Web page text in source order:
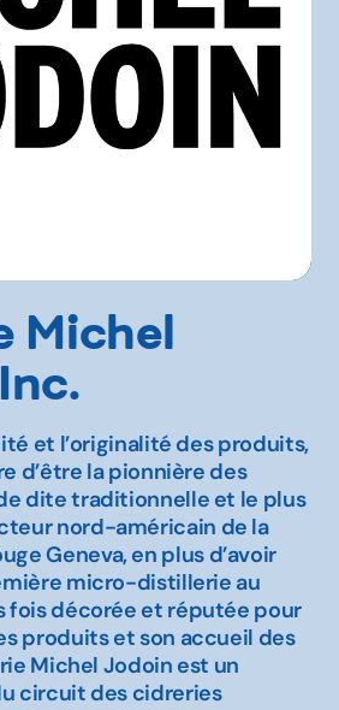
Michel
et l’originalité des produits,
d’être la pionnière des
dite traditionnelle et le plus
nord-américain de la
Geneva, en plus d’avoir
micro-distillerie au
fois décorée et réputée pour
produits et son accueil des
Michel Jodoin est un
circuit des cidreries